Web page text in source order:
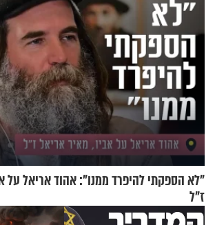
"לא הספקתי להיפרד ממנו": אהוד אריאל על
ז"ל